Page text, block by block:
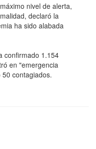
nivel de alerta,
declaró la
ha sido alabada
confirmado 1.154
en "emergencia
contagiados.